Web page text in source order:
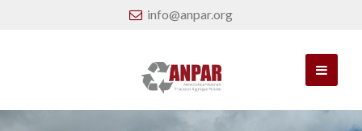
info@anpar.org